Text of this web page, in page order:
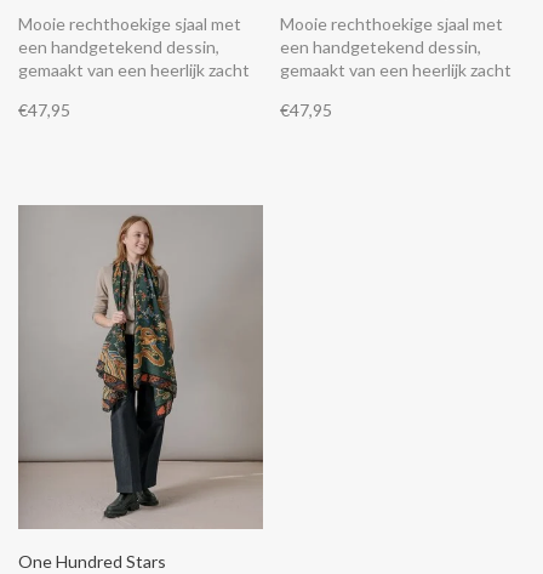
Mooie rechthoekige sjaal met
een handgetekend dessin,
gemaakt van een heerlijk zacht
materiaal wat aanvoelt als zijde.
€47,95
Mooie rechthoekige sjaal met
een handgetekend dessin,
gemaakt van een heerlijk zacht
materiaal wat aanvoelt als zijde.
€47,95
One Hundred Stars